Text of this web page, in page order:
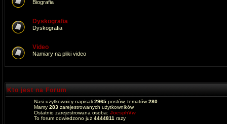
Biografia
Dyskografia
Dyskografia
Video
Namiary na pliki video
Kto jest na Forum
Nasi użytkownicy napisali 2965 postów, tematów280
Mamy 283 zarejestrowanych użytkowników
Ostatnio zarejestrowana osoba: JoesphVw
To forum odwiedzono już 4444811 razy